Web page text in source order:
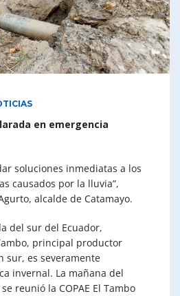
en emergencia
soluciones inmediatas a los
causados por la lluvia”,
alcalde de Catamayo.
del sur del Ecuador,
principal productor
sur, es severamente
invernal. La mañana del
reunió la COPAE El Tambo